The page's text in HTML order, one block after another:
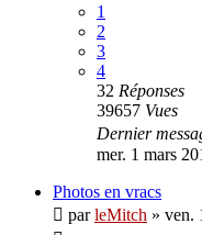
1
2
3
4
32 Réponses
39657 Vues
Dernier
mer. 1 mars
Photos en vracs
parleMitch » ven.